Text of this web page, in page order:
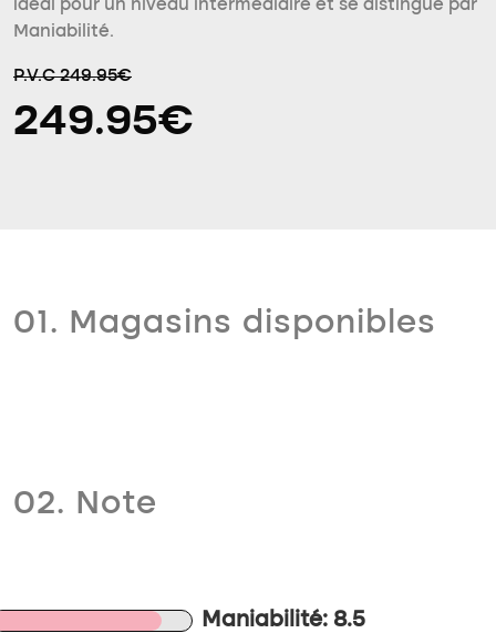
idéal pour un niveau intermédiaire et se distingue par
Maniabilité.
P.V.C 249.95€
249.95€
01. Magasins disponibles
02. Note
Maniabilité: 8.5